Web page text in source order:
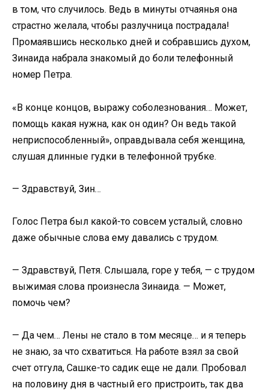
в том, что случилось. Ведь в минуты отчаянья она
страстно желала, чтобы разлучница пострадала!
Промаявшись несколько дней и собравшись духом,
Зинаида набрала знакомый до боли телефонный
номер Петра.
«В конце концов, выражу соболезнования… Может,
помощь какая нужна, как он один? Он ведь такой
неприспособленный», оправдывала себя женщина,
слушая длинные гудки в телефонной трубке.
— Здравствуй, Зин…
Голос Петра был какой-то совсем усталый, словно
даже обычные слова ему давались с трудом.
— Здравствуй, Петя. Слышала, горе у тебя, — с трудом
выжимая слова произнесла Зинаида. — Может,
помочь чем?
— Да чем… Лены не стало в том месяце… и я теперь
не знаю, за что схватиться. На работе взял за свой
счет отгула, Сашке-то садик еще не дали. Пробовал
на половину дня в частный его пристроить, так два